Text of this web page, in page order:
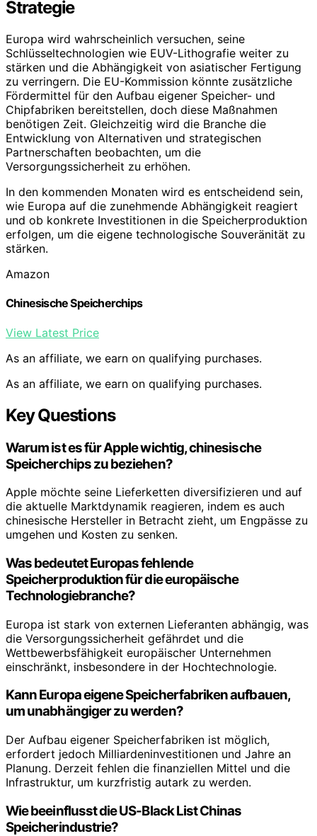
Strategie
Europa wird wahrscheinlich versuchen, seine
Schlüsseltechnologien wie EUV-Lithografie weiter zu
stärken und die Abhängigkeit von asiatischer Fertigung
zu verringern. Die EU-Kommission könnte zusätzliche
Fördermittel für den Aufbau eigener Speicher- und
Chipfabriken bereitstellen, doch diese Maßnahmen
benötigen Zeit. Gleichzeitig wird die Branche die
Entwicklung von Alternativen und strategischen
Partnerschaften beobachten, um die
Versorgungssicherheit zu erhöhen.
In den kommenden Monaten wird es entscheidend sein,
wie Europa auf die zunehmende Abhängigkeit reagiert
und ob konkrete Investitionen in die Speicherproduktion
erfolgen, um die eigene technologische Souveränität zu
stärken.
Amazon
Chinesische Speicherchips
View Latest Price
As an affiliate, we earn on qualifying purchases.
As an affiliate, we earn on qualifying purchases.
Key Questions
Warum ist es für Apple wichtig, chinesische
Speicherchips zu beziehen?
Apple möchte seine Lieferketten diversifizieren und auf
die aktuelle Marktdynamik reagieren, indem es auch
chinesische Hersteller in Betracht zieht, um Engpässe zu
umgehen und Kosten zu senken.
Was bedeutet Europas fehlende
Speicherproduktion für die europäische
Technologiebranche?
Europa ist stark von externen Lieferanten abhängig, was
die Versorgungssicherheit gefährdet und die
Wettbewerbsfähigkeit europäischer Unternehmen
einschränkt, insbesondere in der Hochtechnologie.
Kann Europa eigene Speicherfabriken aufbauen,
um unabhängiger zu werden?
Der Aufbau eigener Speicherfabriken ist möglich,
erfordert jedoch Milliardeninvestitionen und Jahre an
Planung. Derzeit fehlen die finanziellen Mittel und die
Infrastruktur, um kurzfristig autark zu werden.
Wie beeinflusst die US-Black List Chinas
Speicherindustrie?